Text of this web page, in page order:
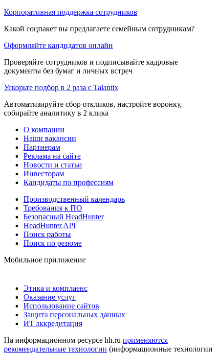
Корпоративная поддержка сотрудников
Какой соцпакет вы предлагаете семейным сотрудникам?
Оформляйте кандидатов онлайн
Проверяйте сотрудников и подписывайте кадровые
документы без бумаг и личных встреч
Ускорьте подбор в 2 раза с Talantix
Автоматизируйте сбор откликов, настройте воронку,
собирайте аналитику в 2 клика
О компании
Наши вакансии
Партнерам
Реклама на сайте
Новости и статьи
Инвесторам
Кандидаты по профессиям
Производственный календарь
Требования к ПО
Безопасный HeadHunter
HeadHunter API
Поиск работы
Поиск по резюме
Мобильное приложение
Этика и комплаенс
Оказание услуг
Использование сайтов
Защита персональных данных
ИТ аккредитация
На информационном ресурсе hh.ru применяются
рекомендательные технологии (информационные технологии